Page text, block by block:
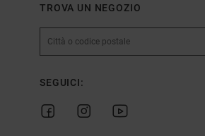
TROVA UN NEGOZIO
SEGUICI: